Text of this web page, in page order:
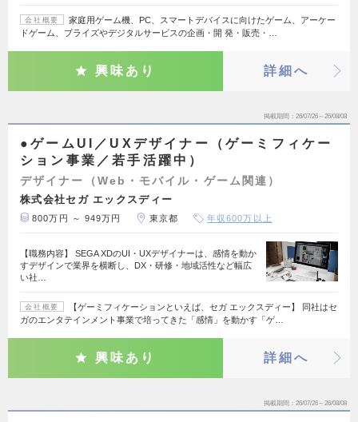
会社概要
家庭用ゲーム機、PC、スマートデバイスに向けたゲーム、アーケー
ドゲーム、プライズやデジタルサービスの企画・開 発・販売・…
興味あり 詳細へ
掲載期間 26/07/26～26/08/08
●ゲームUI／UXデザイナー（ゲーミフィケー
ション事業／若手活躍中）
デザイナー（Web・モバイル・ゲーム関連）
株式会社セガ エックスディー
800万円 ～ 949万円 東京都 年収600万以上
【職務内容】 SEGA XDのUI・UXデザイナーは、感情を動か
すデザインで業界を横断し、DX・研修・地域活性など幅広
い社…
会社概要
【ゲーミフィケーションといえば、セガ エックスディー】 同社はセ
ガのエンタテインメント事業で培ってきた「感情」を動かす「ゲ…
興味あり 詳細へ
掲載期間 26/07/26～26/08/08